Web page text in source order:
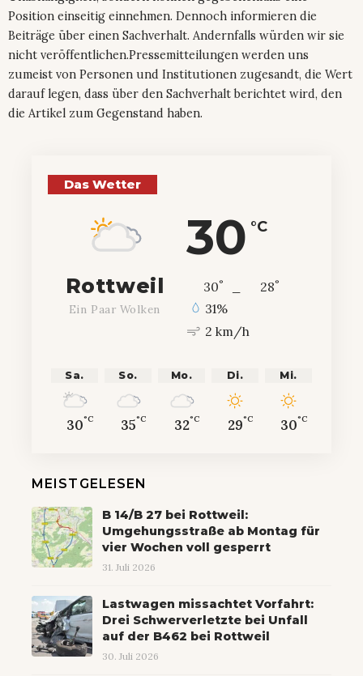
Position einseitig einnehmen. Dennoch informieren die
Beiträge über einen Sachverhalt. Andernfalls würden wir sie
nicht veröffentlichen.Pressemitteilungen werden uns
zumeist von Personen und Institutionen zugesandt, die Wert
darauf legen, dass über den Sachverhalt berichtet wird, den
die Artikel zum Gegenstand haben.
Das Wetter
30 °C
Rottweil
Ein Paar Wolken
30° 28°
31%
2 km/h
Sa.
30°C
So.
35°C
Mo.
32°C
Di.
29°C
Mi.
30°C
MEISTGELESEN
B 14/B 27 bei Rottweil:
Umgehungsstraße ab Montag für
vier Wochen voll gesperrt
31. Juli 2026
Lastwagen missachtet Vorfahrt:
Drei Schwerverletzte bei Unfall
auf der B462 bei Rottweil
30. Juli 2026